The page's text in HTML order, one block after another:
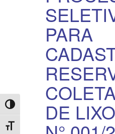
Toggle High Contrast
Toggle Font size
PARA
DE